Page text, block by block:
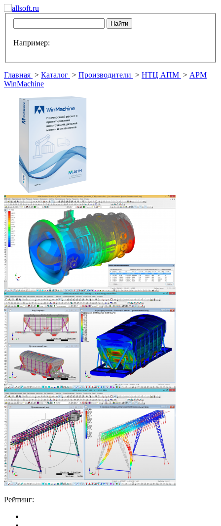
Например:
Главная > Каталог > Производители > НТЦ АПМ > APM
WinMachine
Рейтинг: